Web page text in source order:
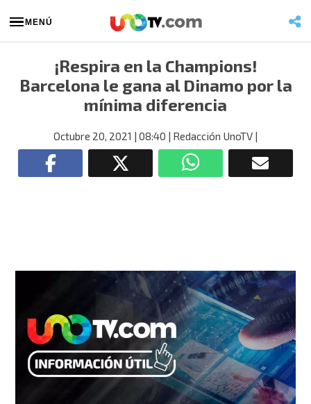
MENÚ
¡Respira en la Champions!
Barcelona le gana al Dinamo por la
mínima diferencia
Octubre 20, 2021 | 08:40 | Redacción UnoTV |